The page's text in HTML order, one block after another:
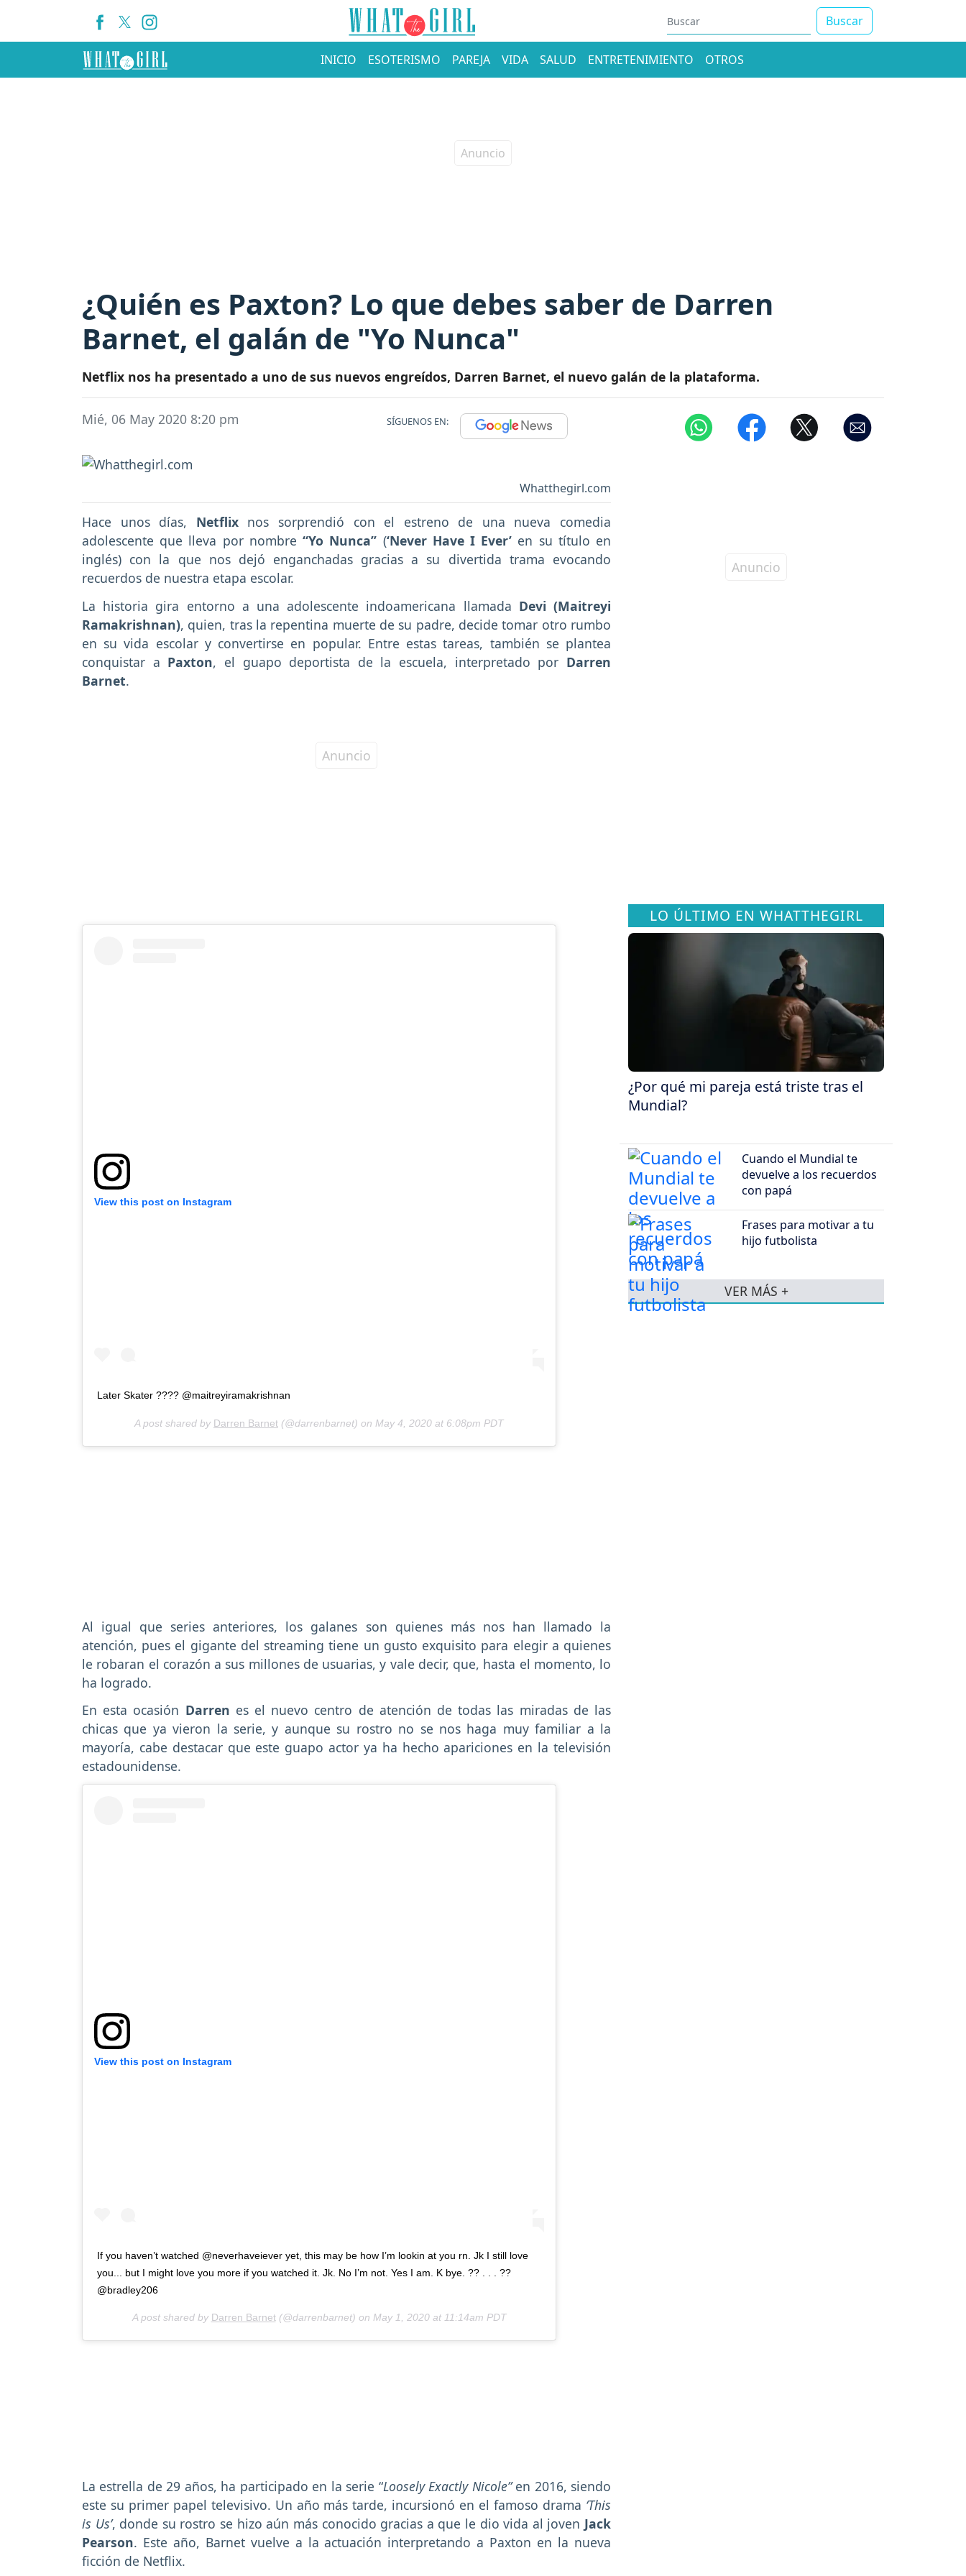
Buscar
INICIO ESOTERISMO PAREJA VIDA SALUD ENTRETENIMIENTO OTROS
¿Quién es Paxton? Lo que debes saber de Darren
Barnet, el galán de "Yo Nunca"
Netflix nos ha presentado a uno de sus nuevos engreídos, Darren Barnet, el nuevo galán de la plataforma.
Mié, 06 May 2020 8:20 pm SÍGUENOS EN:
Whatthegirl.com
Hace unos días, Netflixnos sorprendió con el estreno de una nueva comedia
adolescente que lleva por nombre“Yo Nunca” (‘Never Have I Ever’ en su título en
inglés) con la que nos dejó enganchadas gracias a su divertida trama evocando
recuerdos de nuestra etapa escolar.
La historia gira entorno a una adolescente indoamericana llamada Devi (Maitreyi
Ramakrishnan), quien, tras la repentina muerte de su padre, decide tomar otro rumbo
en su vida escolar y convertirse en popular. Entre estas tareas, también se plantea
conquistar a Paxton, el guapo deportista de la escuela, interpretado por Darren
Barnet.
View this post on Instagram
Later Skater ???? @maitreyiramakrishnan
A post shared by Darren Barnet (@darrenbarnet) on May 4, 2020 at 6:08pm PDT
Al igual que series anteriores, los galanes son quienes más nos han llamado la
atención, pues el gigante del streaming tiene un gusto exquisito para elegir a quienes
le robaran el corazón a sus millones de usuarias, y vale decir, que, hasta el momento, lo
ha logrado.
En esta ocasión Darren es el nuevo centro de atención de todas las miradas de las
chicas que ya vieron la serie, y aunque su rostro no se nos haga muy familiar a la
mayoría, cabe destacar que este guapo actor ya ha hecho apariciones en la televisión
estadounidense.
View this post on Instagram
If you haven’t watched @neverhaveiever yet, this may be how I’m lookin at you rn. Jk I still love
you... but I might love you more if you watched it. Jk. No I’m not. Yes I am. K bye. ?? . . . ??
@bradley206
A post shared by Darren Barnet(@darrenbarnet) on May 1, 2020 at 11:14am PDT
La estrella de 29 años, ha participado en la serie “Loosely Exactly Nicole”en 2016, siendo
este su primer papel televisivo. Un año más tarde, incursionó en el famoso drama ‘This
is Us’, donde su rostro se hizo aún más conocido gracias a que le dio vida al joven Jack
Pearson. Este año, Barnet vuelve a la actuación interpretando a Paxton en la nueva
ficción de Netflix.
LO ÚLTIMO EN WHATTHEGIRL
¿Por qué mi pareja está triste tras el
Mundial?
Cuando el Mundial te
devuelve a los recuerdos
con papá
Frases para motivar a tu
hijo futbolista
VER MÁS +